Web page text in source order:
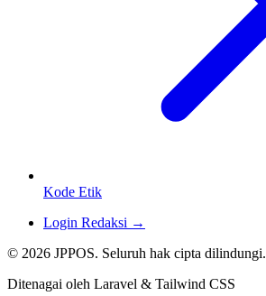
Kode Etik
Login Redaksi →
© 2026 JPPOS. Seluruh hak cipta dilindungi.
Ditenagai oleh Laravel & Tailwind CSS